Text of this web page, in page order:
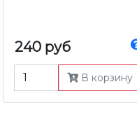
240 руб
В корзину